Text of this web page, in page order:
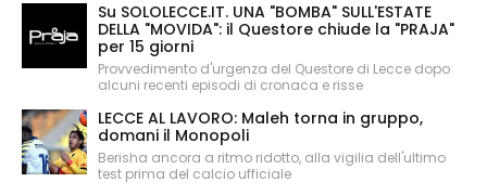
Su SOLOLECCE.IT. UNA "BOMBA" SULL'ESTATE
DELLA "MOVIDA": il Questore chiude la "PRAJA"
per 15 giorni
Provvedimento d'urgenza del Questore di Lecce dopo
alcuni recenti episodi di cronaca e risse
LECCE AL LAVORO: Maleh torna in gruppo,
domani il Monopoli
Berisha ancora a ritmo ridotto, alla vigilia dell'ultimo
test prima del calcio ufficiale